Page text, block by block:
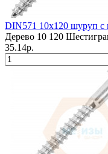
DIN571 10х120 шуруп с
Дерево 10 120
35.14р.